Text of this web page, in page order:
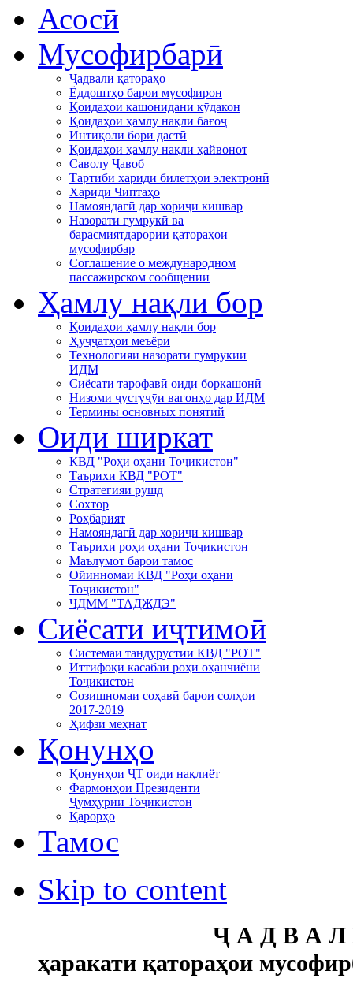
Асосӣ
Мусофирбарӣ
Ҷадвали қатораҳо
Ёддоштҳо барои мусофирон
Қоидаҳои кашонидани кӯдакон
Қоидаҳои ҳамлу нақли бағоҷ
Интиқоли бори дастӣ
Қоидаҳои ҳамлу нақли ҳайвонот
Саволу Ҷавоб
Тартиби хариди билетҳои электронӣ
Хариди Чиптаҳо
Намояндагӣ дар хориҷи кишвар
Назорати гумрукӣ ва
барасмиятдарории қатораҳои
мусофирбар
Соглашение о международном
пассажирском сообщении
Ҳамлу нақли бор
Қоидаҳои ҳамлу нақли бор
Ҳуҷҷатҳои меъёрӣ
Технологияи назорати гумрукии
ИДМ
Сиёсати тарофавӣ оиди боркашонӣ
Низоми ҷустуҷӯи вагонҳо дар ИДМ
Термины основных понятий
Оиди ширкат
КВД "Роҳи оҳани Тоҷикистон"
Таърихи КВД "РОТ"
Стратегияи рушд
Сохтор
Роҳбарият
Намояндагӣ дар хориҷи кишвар
Таърихи роҳи оҳани Тоҷикистон
Маълумот барои тамос
Ойинномаи КВД "Роҳи оҳани
Тоҷикистон"
ЧДММ "ТАДЖДЭ"
Сиёсати иҷтимоӣ
Системаи тандурустии КВД "РОТ"
Иттифоқи касабаи роҳи оҳанчиёни
Тоҷикистон
Созишномаи соҳавӣ барои солҳои
2017-2019
Ҳифзи меҳнат
Қонунҳо
Қонунҳои ҶТ оиди нақлиёт
Фармонҳои Президенти
Ҷумҳурии Тоҷикистон
Қарорҳо
Тамос
Skip to content
Ҷ А Д В А Л
ҳаракати қатораҳои